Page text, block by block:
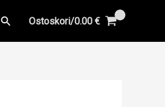
Hae Ostoskori/0.00 €